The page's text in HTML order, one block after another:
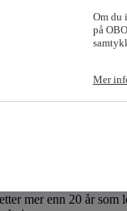
i OBOS
overtar som
mer enn 20 år
Om du
på
Mer